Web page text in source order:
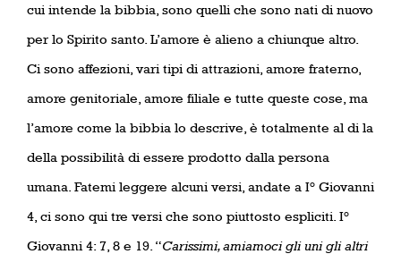
cui intende la bibbia, sono quelli che sono nati di nuovo
per lo Spirito santo. L’amore è alieno a chiunque altro.
Ci sono affezioni, vari tipi di attrazioni, amore fraterno,
amore genitoriale, amore filiale e tutte queste cose, ma
l’amore come la bibbia lo descrive, è totalmente al di la
della possibilità di essere prodotto dalla persona
umana. Fatemi leggere alcuni versi, andate a I° Giovanni
4, ci sono qui tre versi che sono piuttosto espliciti. I°
Giovanni 4: 7, 8 e 19. “Carissimi, amiamoci gli uni gli altri